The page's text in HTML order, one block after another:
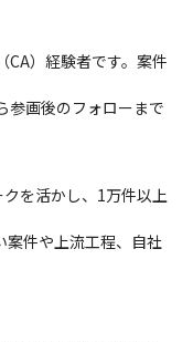
CA）経験者です。案件
参画後のフォローまで
クを活かし、1万件以上
案件や上流工程、自社